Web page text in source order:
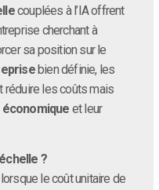
couplées à l’IA offrent
cherchant à
sa position sur le
bien définie, les
réduire les coûts mais
et leur
?
le coût unitaire de